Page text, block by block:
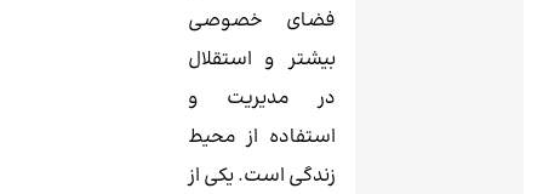
فضای خصوصی
بیشتر و استقلال
در مدیریت و
استفاده از محیط
زندگی است. یکی از